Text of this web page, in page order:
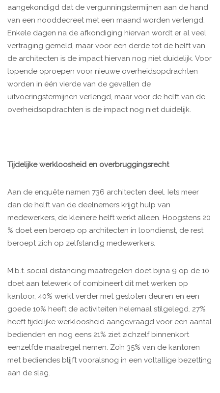
aangekondigd dat de vergunningstermijnen aan de hand
van een nooddecreet met een maand worden verlengd.
Enkele dagen na de afkondiging hiervan wordt er al veel
vertraging gemeld, maar voor een derde tot de helft van
de architecten is de impact hiervan nog niet duidelijk. Voor
lopende oproepen voor nieuwe overheidsopdrachten
worden in één vierde van de gevallen de
uitvoeringstermijnen verlengd, maar voor de helft van de
overheidsopdrachten is de impact nog niet duidelijk.
Tijdelijke werkloosheid en overbruggingsrecht
Aan de enquête namen 736 architecten deel. Iets meer
dan de helft van de deelnemers krijgt hulp van
medewerkers, de kleinere helft werkt alleen. Hoogstens 20
% doet een beroep op architecten in loondienst, de rest
beroept zich op zelfstandig medewerkers.
M.b.t. social distancing maatregelen doet bijna 9 op de 10
doet aan telewerk of combineert dit met werken op
kantoor, 40% werkt verder met gesloten deuren en een
goede 10% heeft de activiteiten helemaal stilgelegd. 27%
heeft tijdelijke werkloosheid aangevraagd voor een aantal
bedienden en nog eens 21% ziet zichzelf binnenkort
eenzelfde maatregel nemen. Zo’n 35% van de kantoren
met bediendes blijft vooralsnog in een voltallige bezetting
aan de slag.